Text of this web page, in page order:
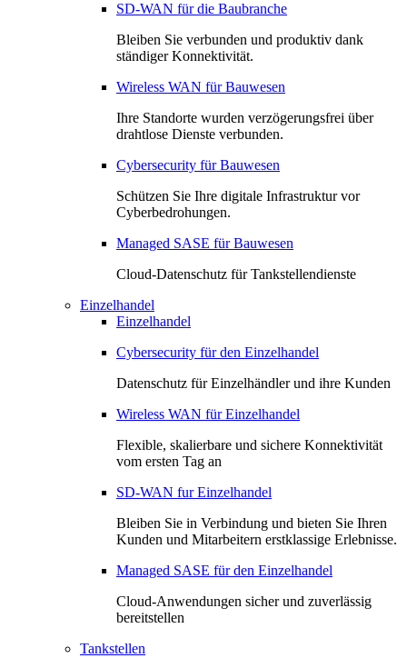
SD-WAN für die Baubranche
Bleiben Sie verbunden und produktiv dank
ständiger Konnektivität.
Wireless WAN für Bauwesen
Ihre Standorte wurden verzögerungsfrei über
drahtlose Dienste verbunden.
Cybersecurity für Bauwesen
Schützen Sie Ihre digitale Infrastruktur vor
Cyberbedrohungen.
Managed SASE für Bauwesen
Cloud-Datenschutz für Tankstellendienste
Einzelhandel
Einzelhandel
Cybersecurity für den Einzelhandel
Datenschutz für Einzelhändler und ihre Kunden
Wireless WAN für Einzelhandel
Flexible, skalierbare und sichere Konnektivität
vom ersten Tag an
SD-WAN fur Einzelhandel
Bleiben Sie in Verbindung und bieten Sie Ihren
Kunden und Mitarbeitern erstklassige Erlebnisse.
Managed SASE für den Einzelhandel
Cloud-Anwendungen sicher und zuverlässig
bereitstellen
Tankstellen